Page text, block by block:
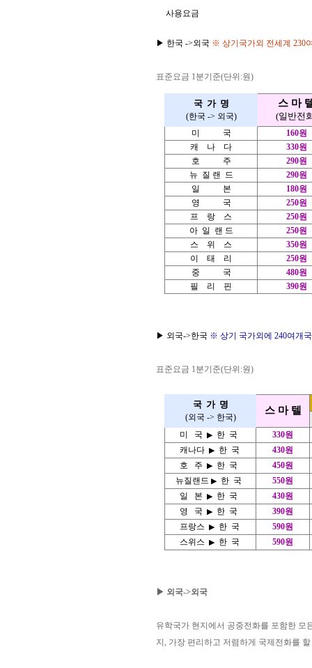
사용요금
▶ 한국 ->외국 ※ 상기국가외 전세계 230
표준요금 1분기준(단위:원)
국 가 명
(한국 -> 외국)
스 마
(일반전
미 국
160원
캐 나 다
330원
호 주
290원
뉴 질 랜 드
290원
일 본
180원
영 국
250원
프 랑 스
250원
아 일 랜 드
250원
스 위 스
350원
이 태 리
250원
중 국
480원
필 리 핀
390원
▶ 외국->한국 ※ 상기 국가외에 240여개
표준요금 1분기준(단위:원)
국 가 명
(외국 -> 한국)
스 마 텔
미 국 ▶ 한 국
330원
캐나다 ▶ 한 국
430원
호 주
▶ 한 국
450원
뉴질랜드 ▶ 한 국
550원
일 본
▶ 한 국
430원
영 국
▶ 한 국
390원
프랑스
▶ 한 국
590원
스위스
▶ 한 국 590원
▶ 외국->외국
유학국가 현지에서 공중전화를 포함한 모
지, 가장 편리하고 저렴하게 국제전화를